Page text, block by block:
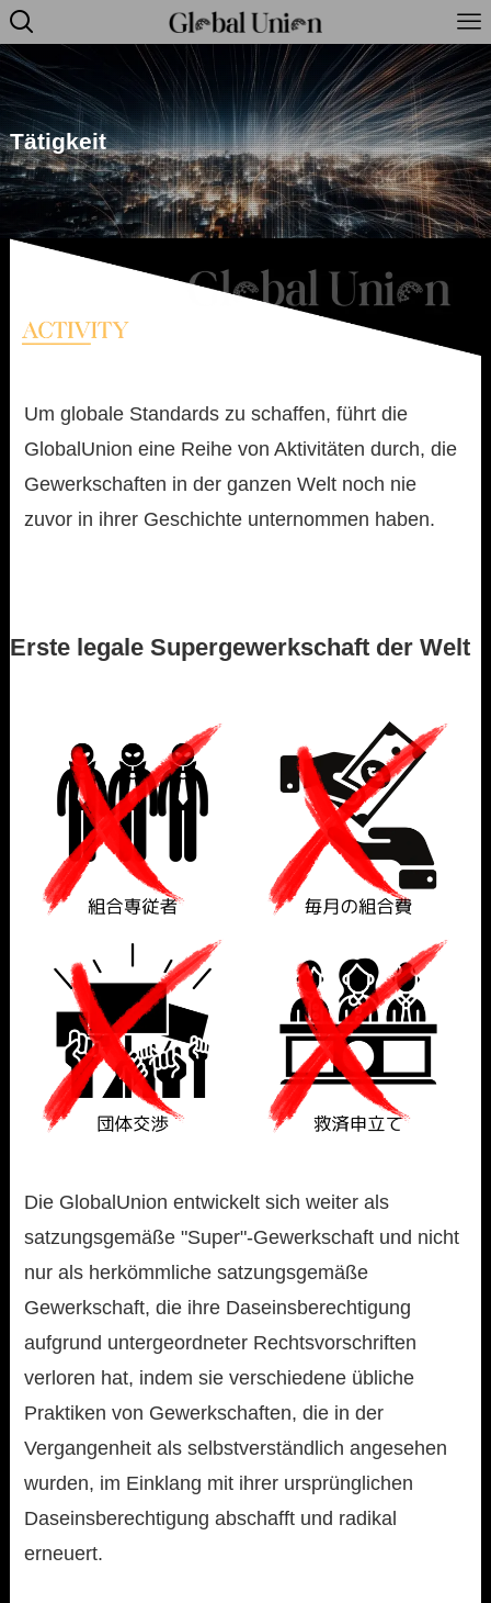
Tätigkeit
Um globale Standards zu schaffen, führt die
GlobalUnion eine Reihe von Aktivitäten durch, die
Gewerkschaften in der ganzen Welt noch nie
zuvor in ihrer Geschichte unternommen haben.
Erste legale Supergewerkschaft der Welt
Die GlobalUnion entwickelt sich weiter als
satzungsgemäße "Super"-Gewerkschaft und nicht
nur als herkömmliche satzungsgemäße
Gewerkschaft, die ihre Daseinsberechtigung
aufgrund untergeordneter Rechtsvorschriften
verloren hat, indem sie verschiedene übliche
Praktiken von Gewerkschaften, die in der
Vergangenheit als selbstverständlich angesehen
wurden, im Einklang mit ihrer ursprünglichen
Daseinsberechtigung abschafft und radikal
erneuert.